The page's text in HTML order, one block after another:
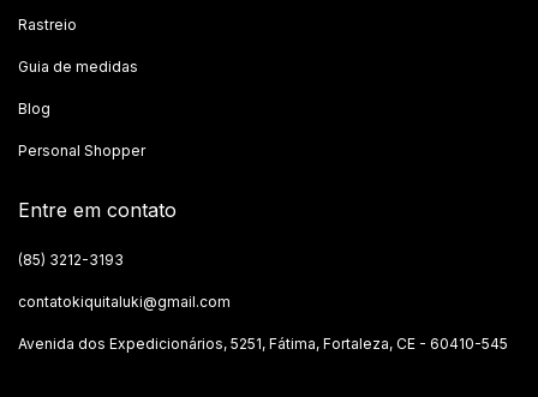
Rastreio
Guia de medidas
Blog
Personal Shopper
Entre em contato
(85) 3212-3193
contatokiquitaluki@gmail.com
Avenida dos Expedicionários, 5251, Fátima, Fortaleza, CE - 60410-545